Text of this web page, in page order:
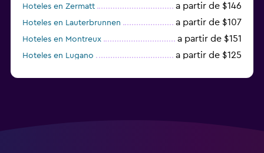
Hoteles en Zermatt a partir de $146
Hoteles en Lauterbrunnen a partir de $107
Hoteles en Montreux a partir de $151
Hoteles en Lugano a partir de $125